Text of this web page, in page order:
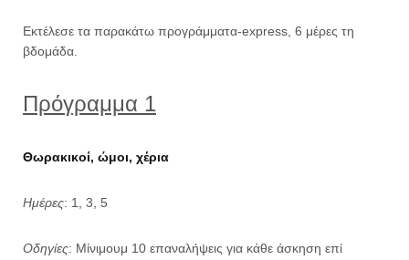
Εκτέλεσε τα παρακάτω προγράμματα-express, 6 μέρες τη
βδομάδα.
Πρόγραμμα 1
Θωρακικοί, ώμοι, χέρια
Ημέρες: 1, 3, 5
Οδηγίες: Μίνιμουμ 10 επαναλήψεις για κάθε άσκηση επί